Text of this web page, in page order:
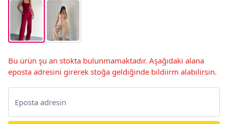
Bu ürün şu an stokta bulunmamaktadır. Aşağıdaki alana
eposta adresini girerek stoğa geldiğinde bildiirm alabilirsin.